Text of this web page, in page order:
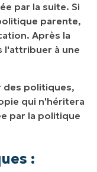
par la suite. Si
parente,
Après la
l'attribuer à une
des politiques,
qui n'héritera
par la politique
: